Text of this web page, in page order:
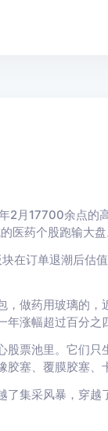
2月17700余点的
医药个股跑输大盘
在订单退潮后估
做药用玻璃的，
涨幅超过百分之
票池里。它们只
塞、覆膜胶塞、
集采风暴，穿越